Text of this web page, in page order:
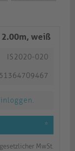
weiß
IS2020-020
.
*
MwSt.